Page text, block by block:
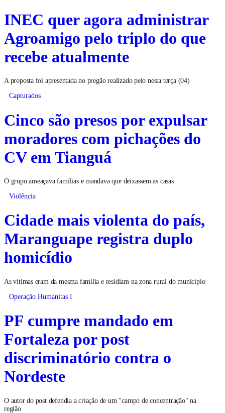
INEC quer agora administrar
Agroamigo pelo triplo do que
recebe atualmente
A proposta foi apresentada no pregão realizado pelo nesta terça (04)
Capturados
Cinco são presos por expulsar
moradores com pichações do
CV em Tianguá
O grupo ameaçava famílias e mandava que deixassem as casas
Violência
Cidade mais violenta do país,
Maranguape registra duplo
homicídio
As vítimas eram da mesma família e residiam na zona rural do município
Operação Humanitas I
PF cumpre mandado em
Fortaleza por post
discriminatório contra o
Nordeste
O autor do post defendia a criação de um "campo de concentração" na
região